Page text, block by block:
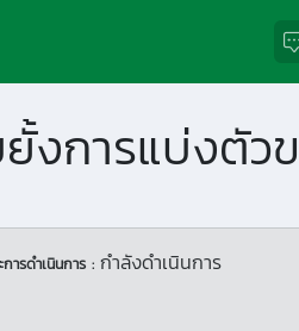
การดำเนินการ :กำลังดำเนินการ